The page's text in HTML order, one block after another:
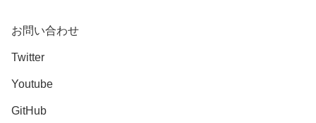
お問い合わせ
Twitter
Youtube
GitHub